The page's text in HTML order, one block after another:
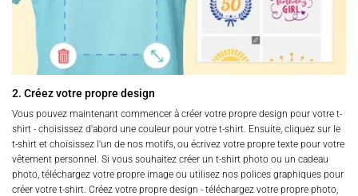
2. Créez votre propre design
Vous pouvez maintenant commencer à créer votre propre design pour votre t-
shirt - choisissez d'abord une couleur pour votre t-shirt. Ensuite, cliquez sur le
t-shirt et choisissez l'un de nos motifs, ou écrivez votre propre texte pour votre
vêtement personnel. Si vous souhaitez créer un t-shirt photo ou un cadeau
photo, téléchargez votre propre image ou utilisez nos polices graphiques pour
créer votre t-shirt. Créez votre propre design - téléchargez votre propre photo,